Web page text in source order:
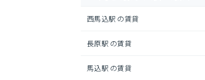
西馬込駅 の賃貸
長原駅 の賃貸
馬込駅 の賃貸